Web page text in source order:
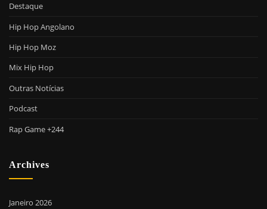
Destaque
Hip Hop Angolano
Hip Hop Moz
Mix Hip Hop
Outras Notícias
Podcast
Rap Game +244
Archives
Janeiro 2026